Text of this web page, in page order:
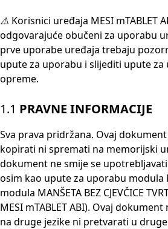
⚠️ Korisnici uređaja MESI mTABLET
odgovarajuće obučeni za uporabu
prve uporabe uređaja trebaju
upute za uporabu i slijediti upute za
opreme.
1.1 PRAVNE INFORMACIJE
Sva prava pridržana. Ovaj
kopirati ni spremati na memorijski
dokument ne smije se
osim kao upute za uporabu modula
modula MANŠETA BEZ CJEVČICE
MESI mTABLET ABI). Ovaj
na druge jezike ni pretvarati u